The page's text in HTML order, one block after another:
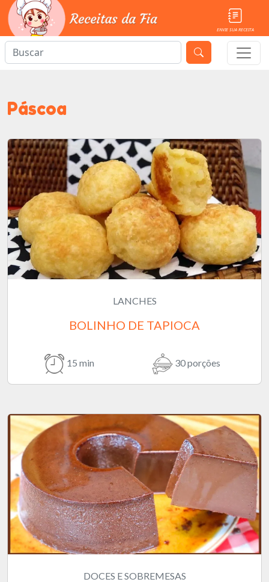
ENVIE SUA RECEITA
Páscoa
LANCHES
BOLINHO DE TAPIOCA
15 min 30 porções
DOCES E SOBREMESAS